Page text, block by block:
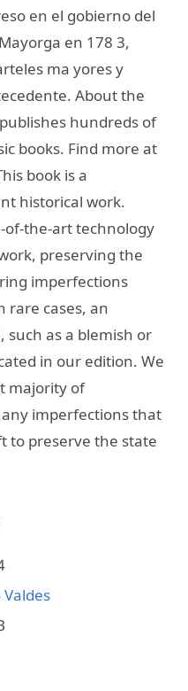
en el gobierno del
en 178 3,
ma yores y
About the
hundreds of
books. Find more at
book is a
historical work.
of-the-art technology
preserving the
imperfections
rare cases, an
as a blemish or
in our edition. We
majority of
imperfections that
to preserve the state